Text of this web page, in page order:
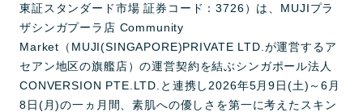
東証スタンダード市場 証券コード：3726）は、MUJIプラ
ザシンガプーラ店 Community
Market（MUJI(SINGAPORE)PRIVATE LTD.が運営するア
セアン地区の旗艦店）の運営契約を結ぶシンガポール法人
CONVERSION PTE.LTD.と連携し2026年5月9日(土)～6月
8日(月)の一ヵ月間、素肌への優しさを第一に考えたスキン